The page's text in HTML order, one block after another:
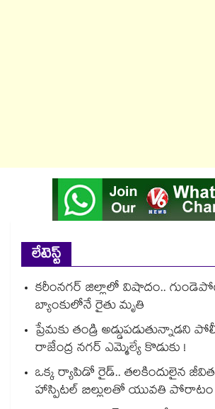
లేటెస్ట్
కరీంనగర్ జిల్లాలో విషాదం..
బ్యాంకులోనే రైతు మృతి
ప్రేమకు తండ్రి అడ్డుపడుతున్నాడని
రాజేంద్ర నగర్ ఎమ్మెల్యే కొడుకు !
ఒక్క ర్యాపిడో రైడ్.. తలకిందులైన
హాస్పిటల్ బిల్లులతో యువతి పోరాటం